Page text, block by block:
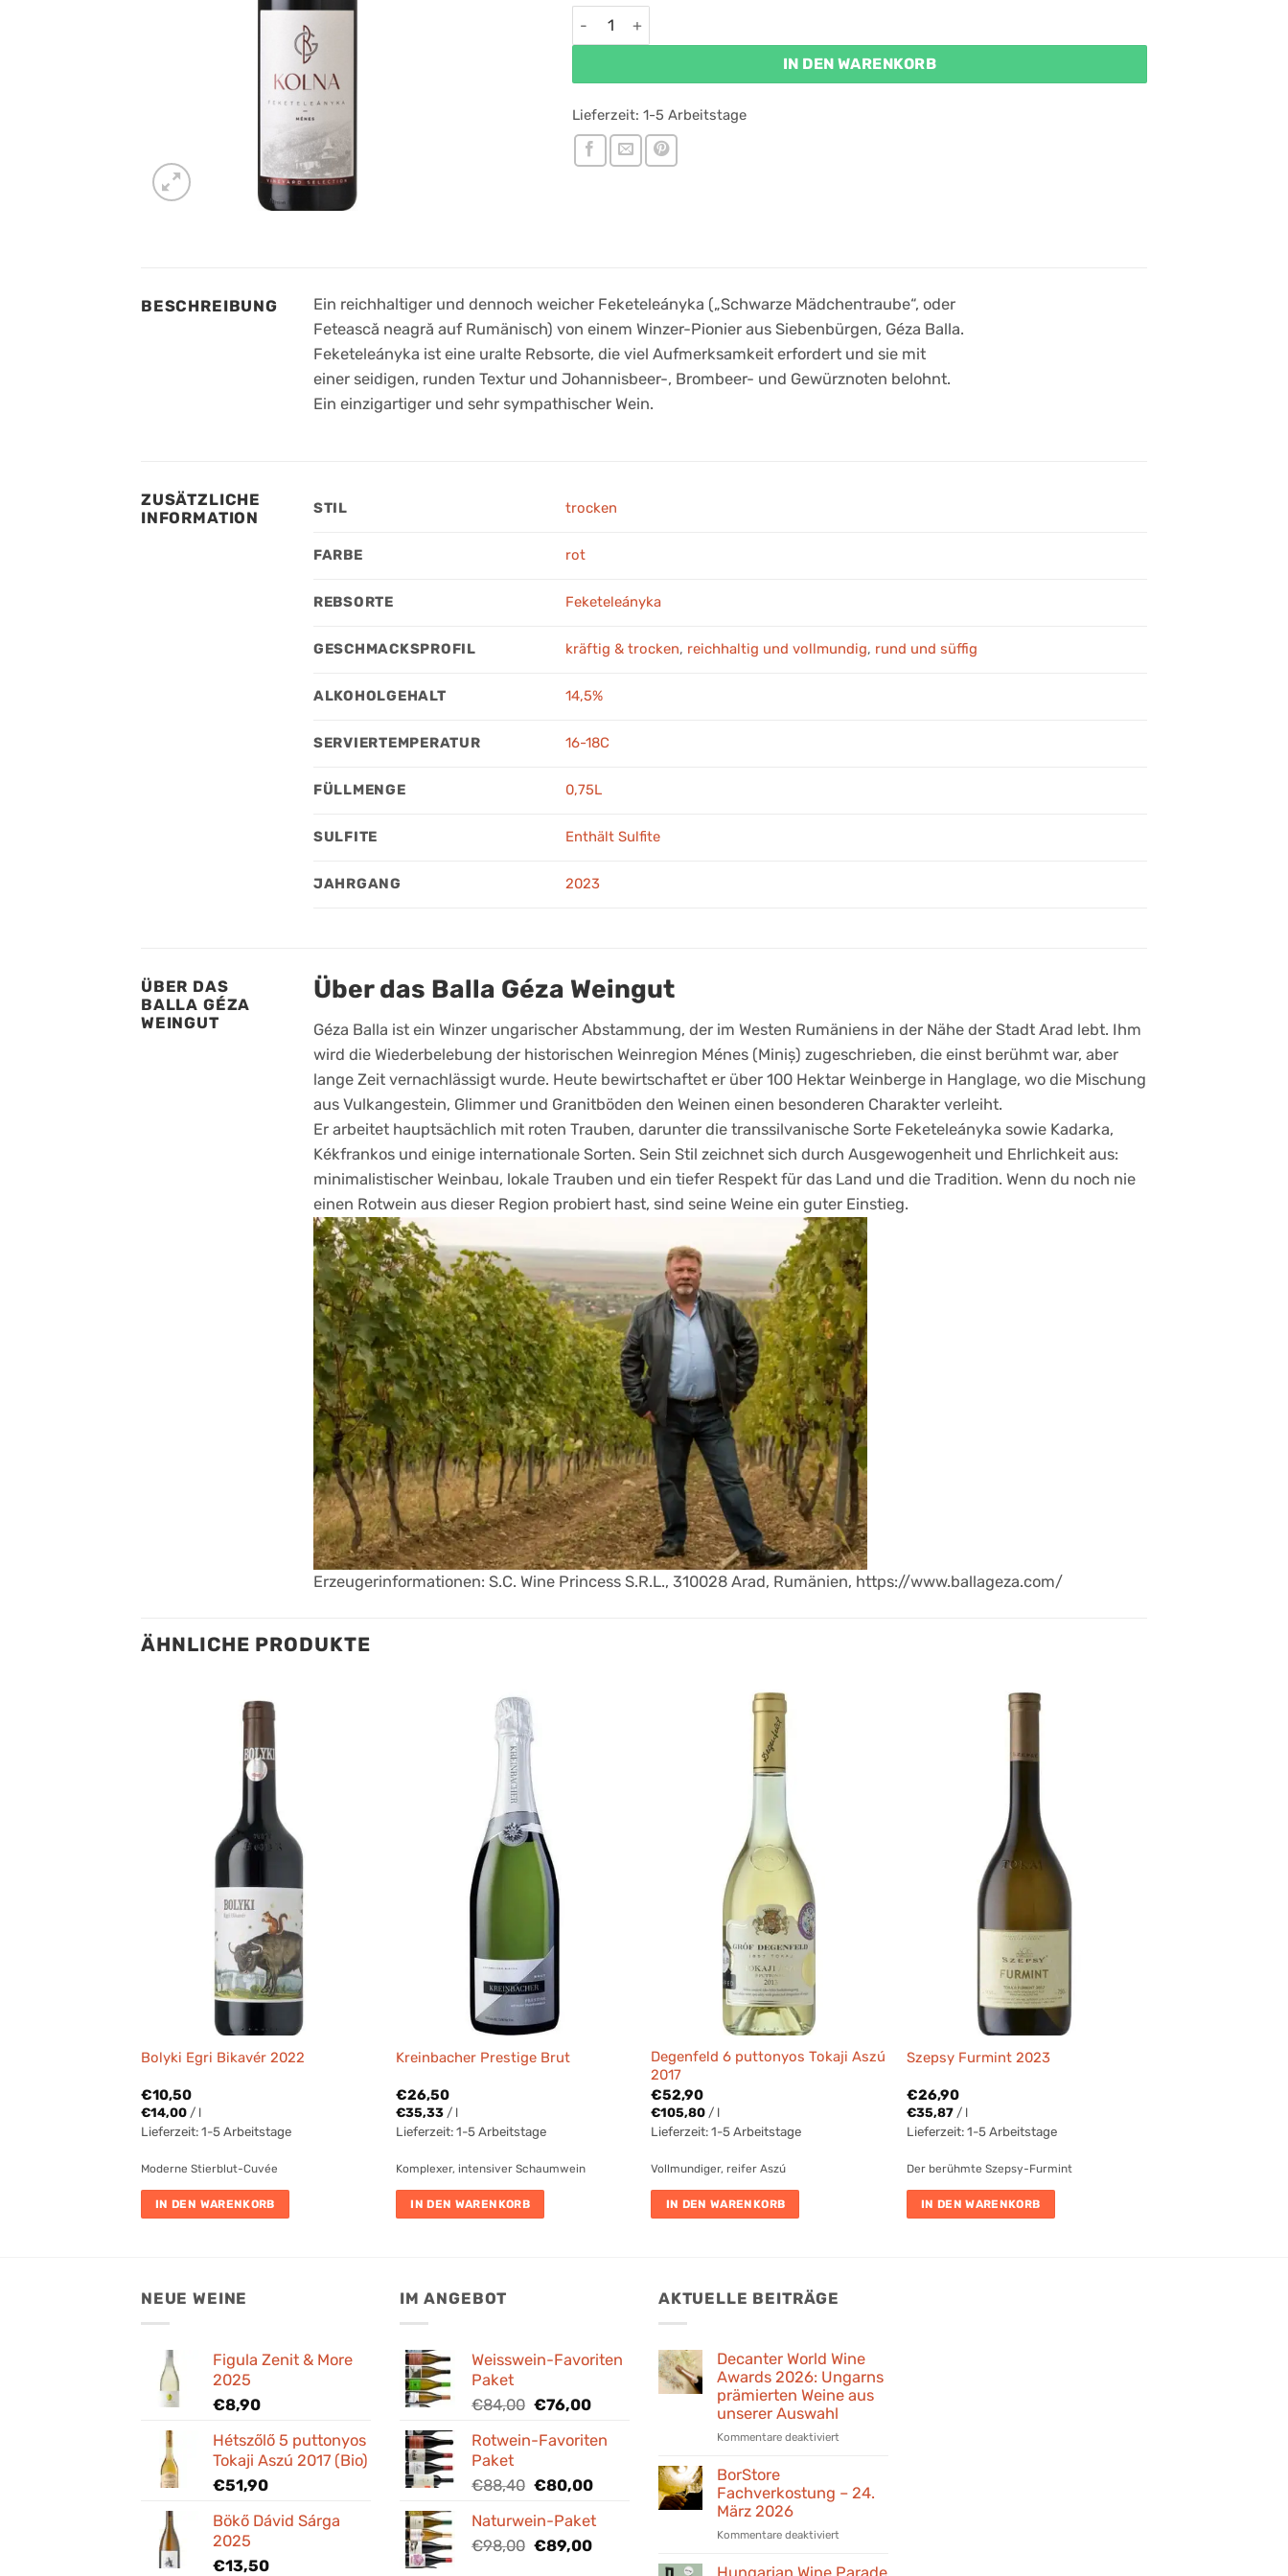
Balla Kolna Feketeleányka 2023 Menge
IN DEN WARENKORB
Lieferzeit: 1-5 Arbeitstage
BESCHREIBUNG
Ein reichhaltiger und dennoch weicher Feketeleányka („Schwarze Mädchentraube“, oder
Fetească neagră auf Rumänisch) von einem Winzer-Pionier aus Siebenbürgen, Géza Balla.
Feketeleányka ist eine uralte Rebsorte, die viel Aufmerksamkeit erfordert und sie mit
einer seidigen, runden Textur und Johannisbeer-, Brombeer- und Gewürznoten belohnt.
Ein einzigartiger und sehr sympathischer Wein.
ZUSÄTZLICHE
INFORMATION
STIL trocken
FARBE rot
REBSORTE Feketeleányka
GESCHMACKSPROFIL kräftig & trocken, reichhaltig und vollmundig, rund und süffig
ALKOHOLGEHALT 14,5%
SERVIERTEMPERATUR 16-18C
FÜLLMENGE 0,75L
SULFITE Enthält Sulfite
JAHRGANG 2023
ÜBER DAS
BALLA GÉZA
WEINGUT
Über das Balla Géza Weingut
Géza Balla ist ein Winzer ungarischer Abstammung, der im Westen Rumäniens in der Nähe der Stadt Arad lebt. Ihm
wird die Wiederbelebung der historischen Weinregion Ménes (Miniș) zugeschrieben, die einst berühmt war, aber
lange Zeit vernachlässigt wurde. Heute bewirtschaftet er über 100 Hektar Weinberge in Hanglage, wo die Mischung
aus Vulkangestein, Glimmer und Granitböden den Weinen einen besonderen Charakter verleiht.
Er arbeitet hauptsächlich mit roten Trauben, darunter die transsilvanische Sorte Feketeleányka sowie Kadarka,
Kékfrankos und einige internationale Sorten. Sein Stil zeichnet sich durch Ausgewogenheit und Ehrlichkeit aus:
minimalistischer Weinbau, lokale Trauben und ein tiefer Respekt für das Land und die Tradition. Wenn du noch nie
einen Rotwein aus dieser Region probiert hast, sind seine Weine ein guter Einstieg.
Erzeugerinformationen: S.C. Wine Princess S.R.L., 310028 Arad, Rumänien, https://www.ballageza.com/
ÄHNLICHE PRODUKTE
Bolyki Egri Bikavér 2022
€10,50
€14,00/ l
Lieferzeit: 1-5 Arbeitstage
Moderne Stierblut-Cuvée
IN DEN WARENKORB
Kreinbacher Prestige Brut
€26,50
€35,33 / l
Lieferzeit:1-5 Arbeitstage
Komplexer, intensiver Schaumwein
IN DEN WARENKORB
Degenfeld 6 puttonyos Tokaji Aszú
2017
€52,90
€105,80 / l
Lieferzeit:1-5 Arbeitstage
Vollmundiger, reifer Aszú
IN DEN WARENKORB
Szepsy Furmint 2023
€26,90
€35,87/ l
Lieferzeit: 1-5 Arbeitstage
Der berühmte Szepsy-Furmint
IN DEN WARENKORB
NEUE WEINE
Figula Zenit & More
2025
€8,90
Hétszőlő 5 puttonyos
Tokaji Aszú 2017 (Bio)
€51,90
Bökő Dávid Sárga
2025
€13,50
IM ANGEBOT
Weisswein-Favoriten
Paket
€84,00 Ursprünglicher
war:
€76,00Aktueller
ist:
Rotwein-Favoriten
Paket
€88,40 Ursprünglicher
war:
€88,40
€80,00Aktueller
ist:
€80,00.
Naturwein-Paket
€98,00 Ursprünglicher
€89,00Aktueller
AKTUELLE BEITRÄGE
Decanter World Wine
Awards 2026: Ungarns
prämierten Weine aus
unserer Auswahl
Kommentare deaktiviert
Wine
Ungarns
BorStore
Fachverkostung – 24.
März 2026
Kommentare deaktiviert
Fachverkostung